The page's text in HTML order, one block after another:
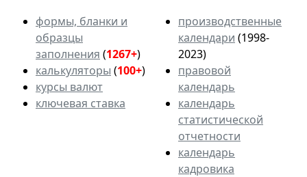
формы, бланки и
образцы
заполнения (1267+)
калькуляторы (100+)
курсы валют
ключевая ставка
производственные
календари (1998-
2023)
правовой
календарь
календарь
статистической
отчетности
календарь
кадровика